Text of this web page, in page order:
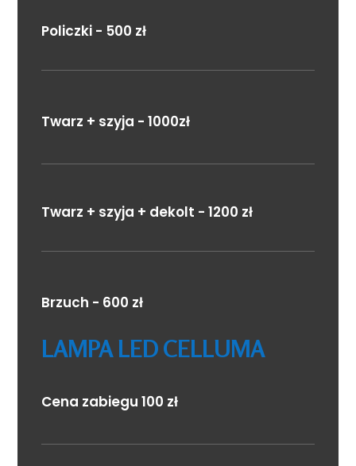
Policzki - 500 zł
Twarz + szyja - 1000zł
Twarz + szyja + dekolt - 1200 zł
Brzuch - 600 zł
LAMPA LED CELLUMA
Cena zabiegu 100 zł